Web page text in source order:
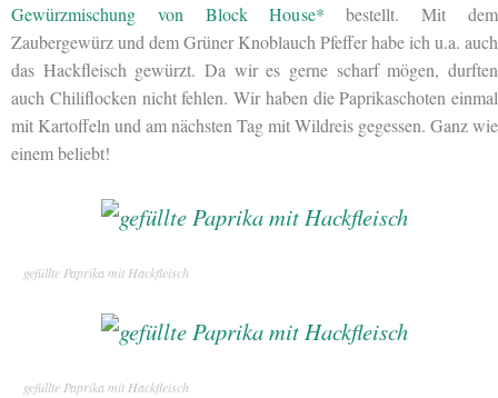
Gewürzmischung von Block House* bestellt. Mit dem
Zaubergewürz und dem Grüner Knoblauch Pfeffer habe ich u.a. auch
das Hackfleisch gewürzt. Da wir es gerne scharf mögen, durften
auch Chiliflocken nicht fehlen. Wir haben die Paprikaschoten einmal
mit Kartoffeln und am nächsten Tag mit Wildreis gegessen. Ganz wie
einem beliebt!
gefüllte Paprika mit Hackfleisch
gefüllte Paprika mit Hackfleisch